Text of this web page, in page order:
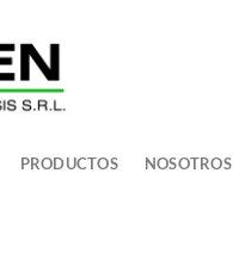
PRODUCTOS NOSOTROS